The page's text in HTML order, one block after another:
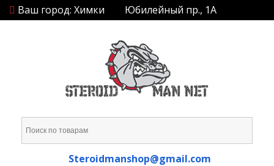
Ваш город: Химки Юбилейный пр., 1А
Steroidmanshop@gmail.com